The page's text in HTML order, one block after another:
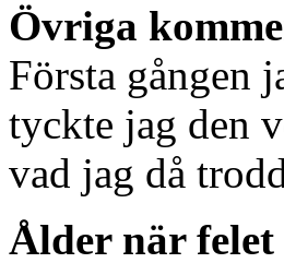
Övriga
Första gången
tyckte jag den
vad jag då
Ålder när